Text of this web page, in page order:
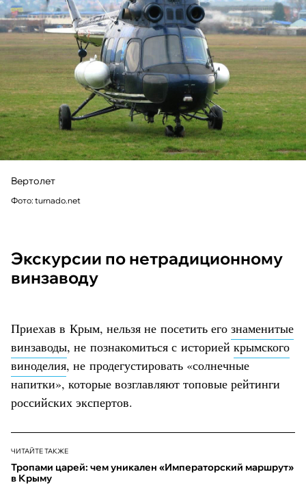
Вертолет
Фото: turnado.net
Экскурсии по нетрадиционному
винзаводу
Приехав в Крым, нельзя не посетить его знаменитые
винзаводы, не познакомиться с историей крымского
виноделия, не продегустировать «солнечные
напитки», которые возглавляют топовые рейтинги
российских экспертов.
ЧИТАЙТЕ ТАКЖЕ
Тропами царей: чем уникален «Императорский маршрут»
в Крыму